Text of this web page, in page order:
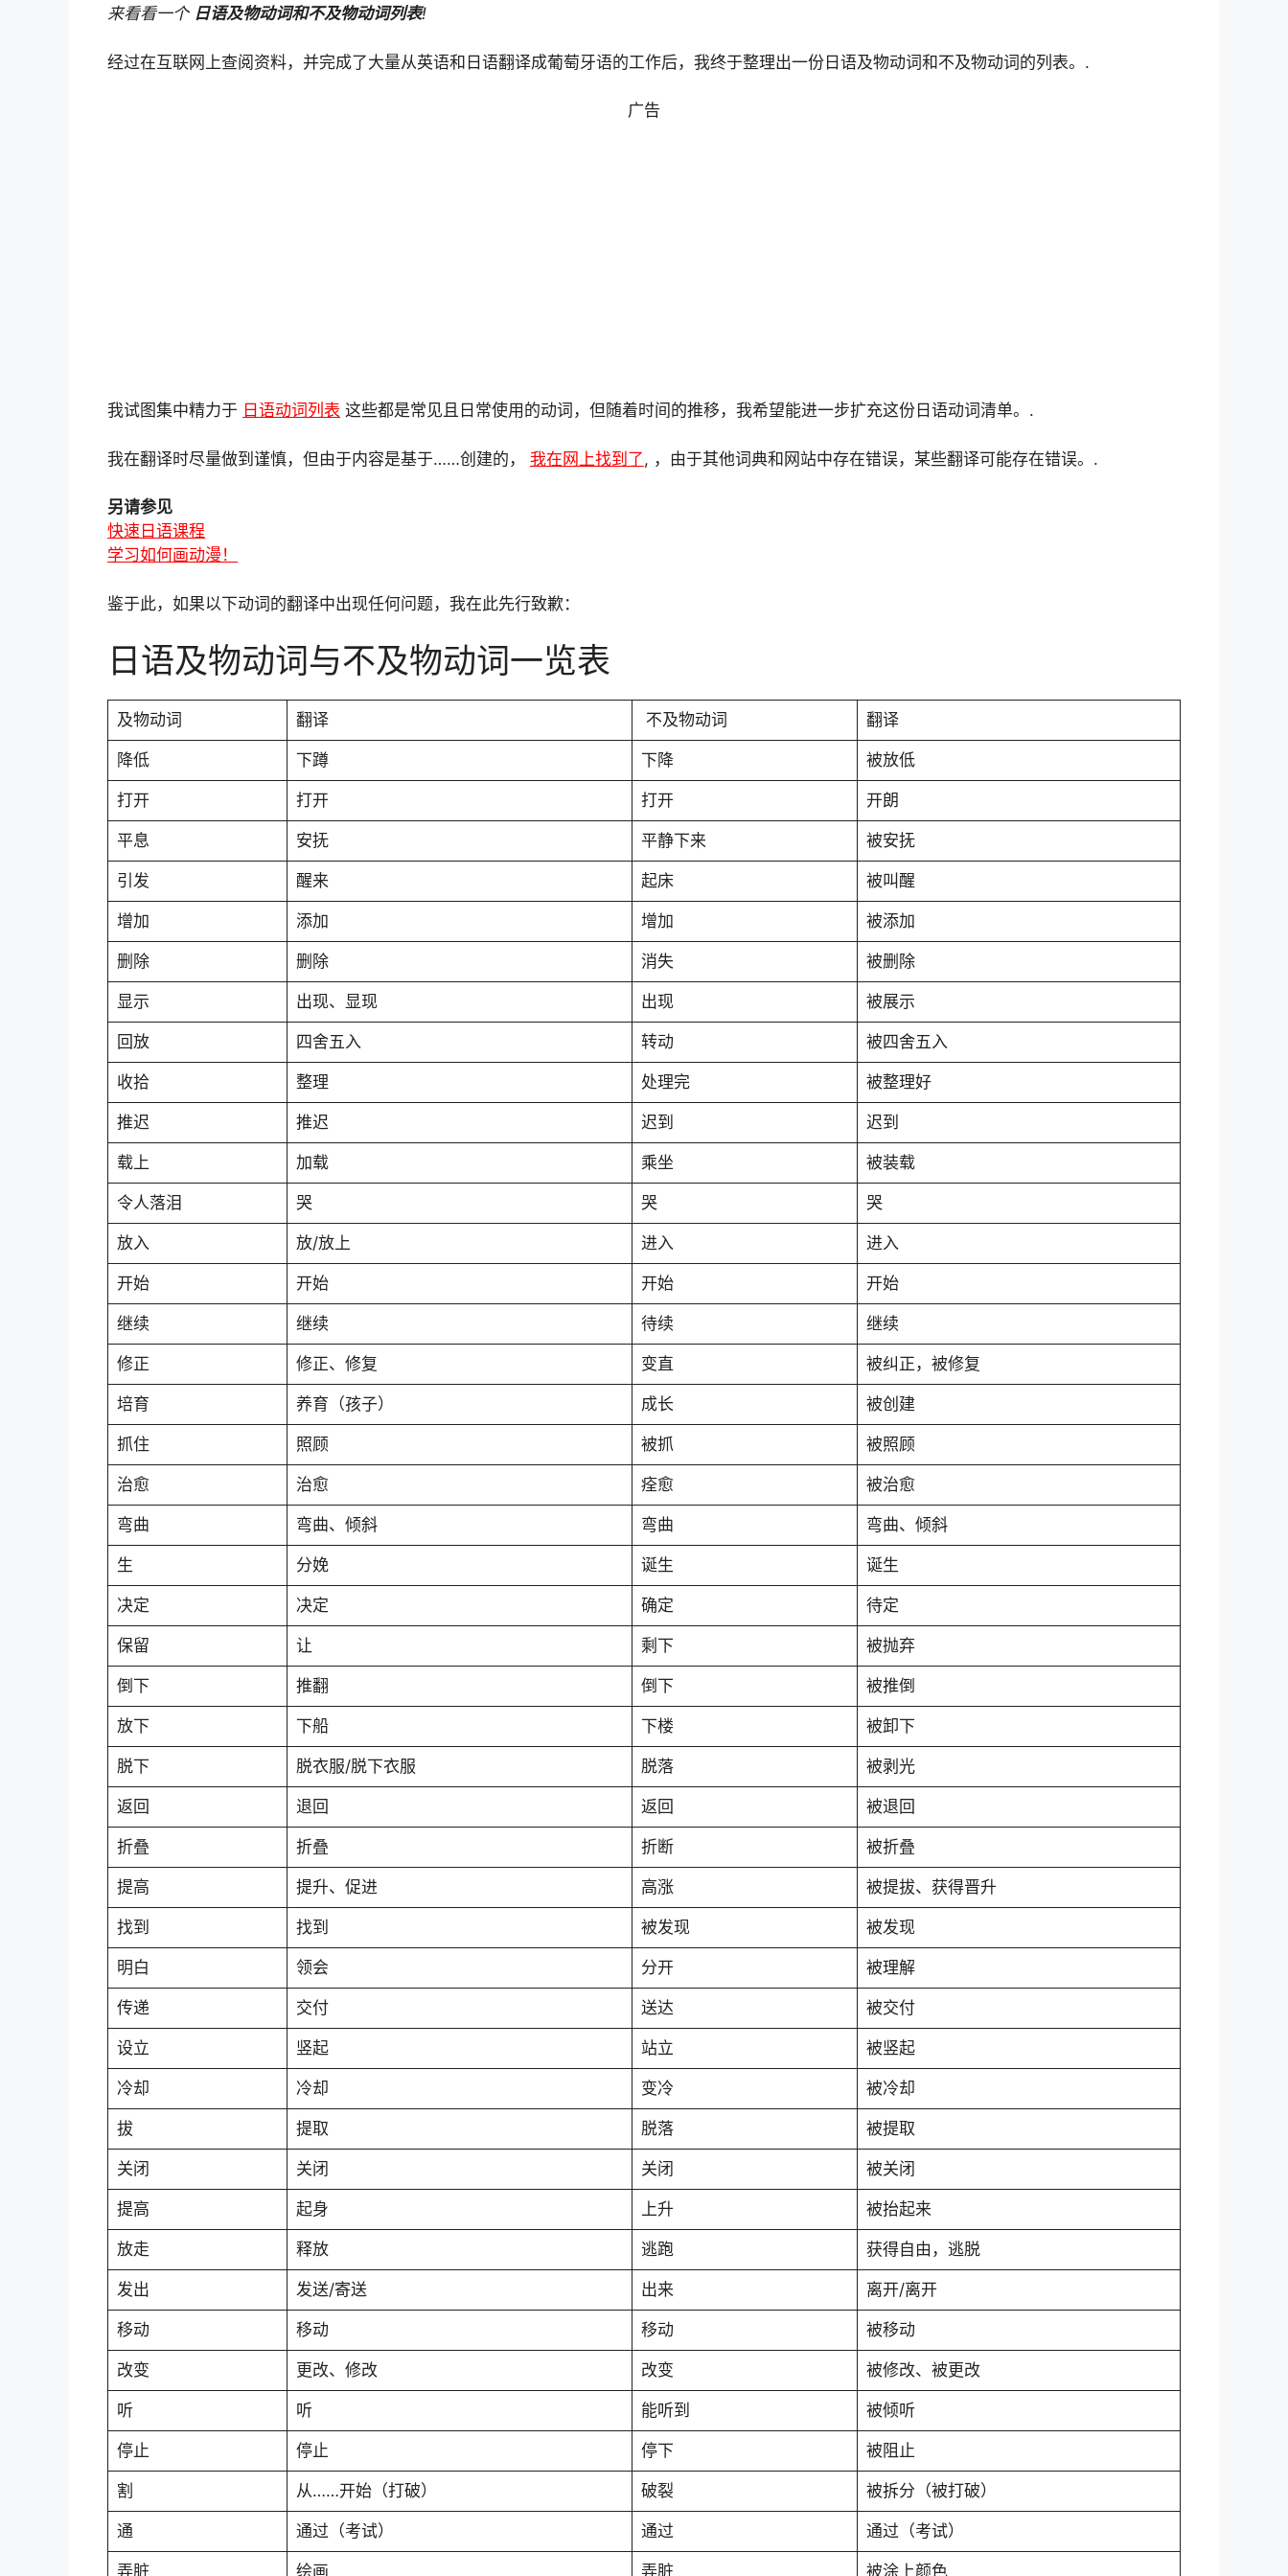
t e t y
来看看一个 日语及物动词和不及物动词列表!
经过在互联网上查阅资料，并完成了大量从英语和日语翻译成葡萄牙语的工作后，我终于整理出一份日语及物动词和不及物动词的列表。.
广告
我试图集中精力于 日语动词列表 这些都是常见且日常使用的动词，但随着时间的推移，我希望能进一步扩充这份日语动词清单。.
我在翻译时尽量做到谨慎，但由于内容是基于……创建的， 我在网上找到了, ，由于其他词典和网站中存在错误，某些翻译可能存在错误。.
另请参见
快速日语课程
学习如何画动漫！
鉴于此，如果以下动词的翻译中出现任何问题，我在此先行致歉：
日语及物动词与不及物动词一览表
及物动词 翻译 不及物动词 翻译
降低 下蹲 下降 被放低
打开 打开 打开 开朗
平息 安抚 平静下来 被安抚
引发 醒来 起床 被叫醒
增加 添加 增加 被添加
删除 删除 消失 被删除
显示 出现、显现 出现 被展示
回放 四舍五入 转动 被四舍五入
收拾 整理 处理完 被整理好
推迟 推迟 迟到 迟到
载上 加载 乘坐 被装载
令人落泪 哭 哭 哭
放入 放/放上 进入 进入
开始 开始 开始 开始
继续 继续 待续 继续
修正 修正、修复 变直 被纠正，被修复
培育 养育（孩子） 成长 被创建
抓住 照顾 被抓 被照顾
治愈 治愈 痊愈 被治愈
弯曲 弯曲、倾斜 弯曲 弯曲、倾斜
生 分娩 诞生 诞生
决定 决定 确定 待定
保留 让 剩下 被抛弃
倒下 推翻 倒下 被推倒
放下 下船 下楼 被卸下
脱下 脱衣服/脱下衣服 脱落 被剥光
返回 退回 返回 被退回
折叠 折叠 折断 被折叠
提高 提升、促进 高涨 被提拔、获得晋升
找到 找到 被发现 被发现
明白 领会 分开 被理解
传递 交付 送达 被交付
设立 竖起 站立 被竖起
冷却 冷却 变冷 被冷却
拔 提取 脱落 被提取
关闭 关闭 关闭 被关闭
提高 起身 上升 被抬起来
放走 释放 逃跑 获得自由，逃脱
发出 发送/寄送 出来 离开/离开
移动 移动 移动 被移动
改变 更改、修改 改变 被修改、被更改
听 听 能听到 被倾听
停止 停止 停下 被阻止
割 从……开始（打破） 破裂 被拆分（被打破）
通 通过（考试） 通过 通过（考试）
弄脏 绘画 弄脏 被涂上颜色